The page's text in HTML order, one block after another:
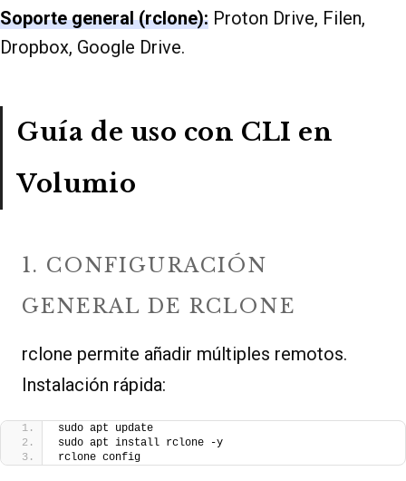
Soporte general (rclone): Proton Drive, Filen,
Dropbox, Google Drive.
Guía de uso con CLI en
Volumio
1. CONFIGURACIÓN
GENERAL DE RCLONE
rclone permite añadir múltiples remotos.
Instalación rápida:
sudo apt update
sudo apt install rclone -y
rclone config